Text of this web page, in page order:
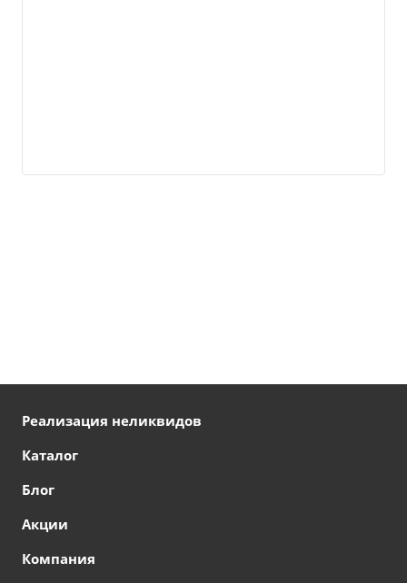
Реализация неликвидов
Каталог
Блог
Акции
Компания